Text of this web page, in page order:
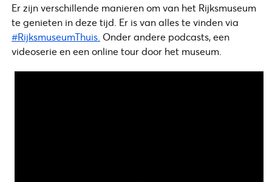
Er zijn verschillende manieren om van het Rijksmuseum
te genieten in deze tijd. Er is van alles te vinden via
#RijksmuseumThuis. Onder andere podcasts, een
videoserie en een online tour door het museum.